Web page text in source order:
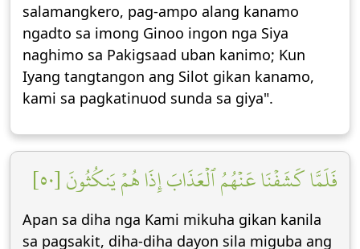
salamangkero, pag-ampo alang kanamo
ngadto sa imong Ginoo ingon nga Siya
naghimo sa Pakigsaad uban kanimo; Kun
Iyang tangtangon ang Silot gikan kanamo,
kami sa pagkatinuod sunda sa giya".
فَلَمَّا كَشَفۡنَا عَنۡهُمُ ٱلۡعَذَابَ إِذَا هُمۡ يَنكُثُونَ [٥٠]
Apan sa diha nga Kami mikuha gikan kanila
sa pagsakit, diha-diha dayon sila miguba ang